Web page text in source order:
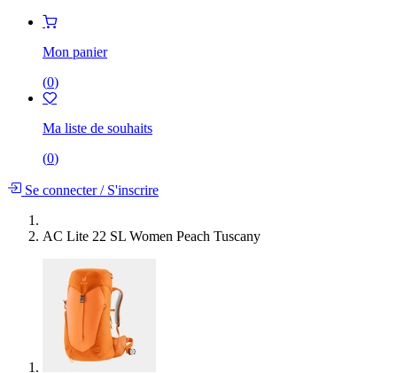
Mon panier
(0)
Ma liste de souhaits
(0)
Se connecter/S'inscrire
AC Lite 22 SL Women Peach Tuscany